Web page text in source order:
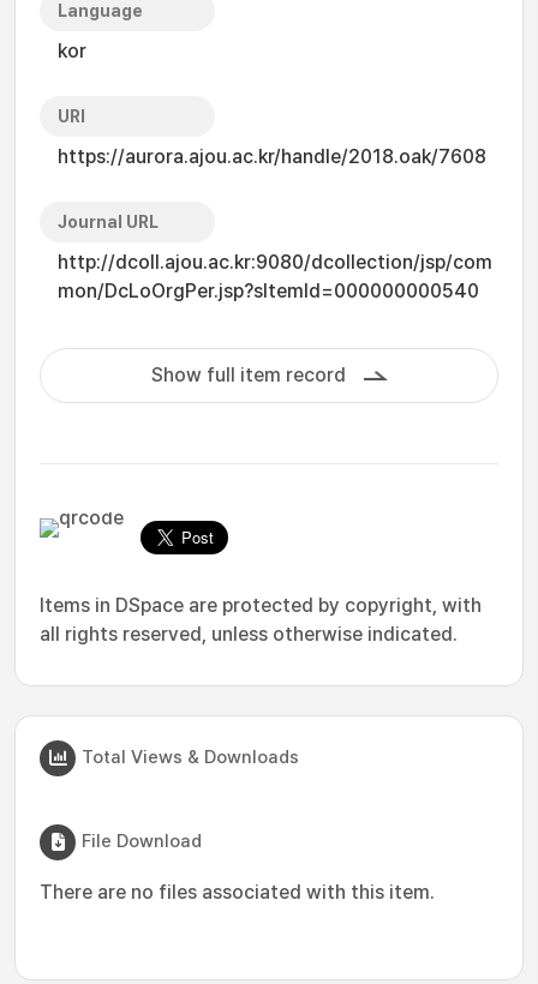
Language
kor
URI
https://aurora.ajou.ac.kr/handle/2018.oak/7608
Journal URL
http://dcoll.ajou.ac.kr:9080/dcollection/jsp/com
mon/DcLoOrgPer.jsp?sItemId=000000000540
Show full item record
Items in DSpace are protected by copyright, with
all rights reserved, unless otherwise indicated.
Total Views & Downloads
File Download
There are no files associated with this item.